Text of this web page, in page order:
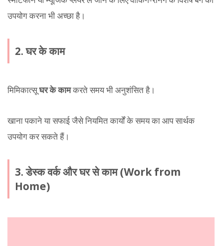
उपयोग करना भी अच्छा है।
2. घर के काम
मिमिकात्सूघर के कामकरते समय भी अनुशंसित है।
खाना पकाने या सफाई जैसे नियमित कार्यों के समय का आप सार्थक
उपयोग कर सकते हैं।
3. डेस्क वर्क और घर से काम (Work from
Home)